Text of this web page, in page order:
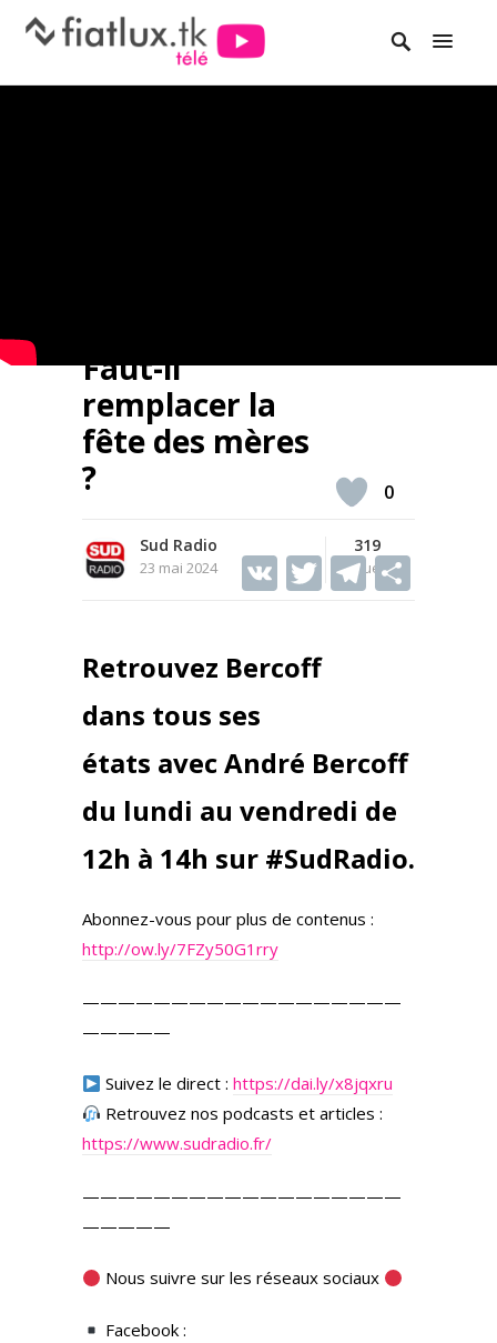
Faut-il
remplacer la
fête des mères
?
Sud Radio
23 mai 2024
319
Vues
V T T
m
0
Retrouvez Bercoff
dans tous ses
états avec André Bercoff
du lundi au vendredi de
12h à 14h sur #SudRadio.
Abonnez-vous pour plus de contenus :
http://ow.ly/7FZy50G1rry
——————————————————
—————
Suivez le direct :https://dai.ly/x8jqxru
Retrouvez nos podcasts et articles :
https://www.sudradio.fr/
——————————————————
—————
Nous suivre sur les réseaux sociaux
Facebook :